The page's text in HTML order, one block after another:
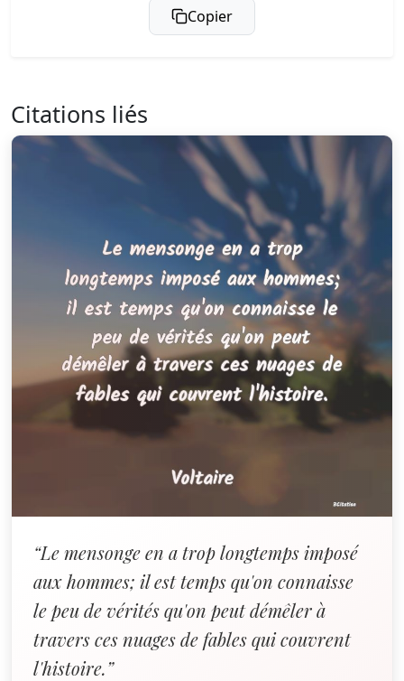
Copier
Citations liés
“Le mensonge en a trop longtemps imposé
aux hommes; il est temps qu'on connaisse
le peu de vérités qu'on peut démêler à
travers ces nuages de fables qui couvrent
l'histoire.”